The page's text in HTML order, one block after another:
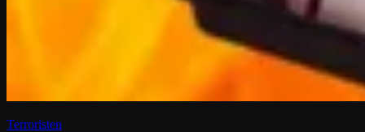
Terroristen